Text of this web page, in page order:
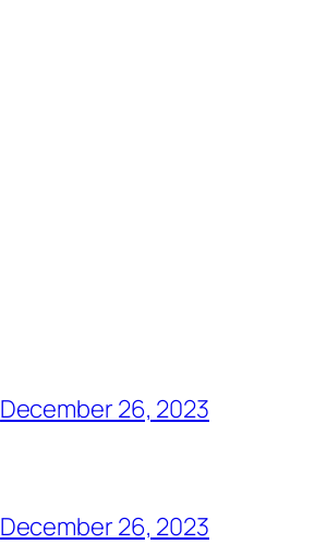
December 26, 2023
December 26, 2023